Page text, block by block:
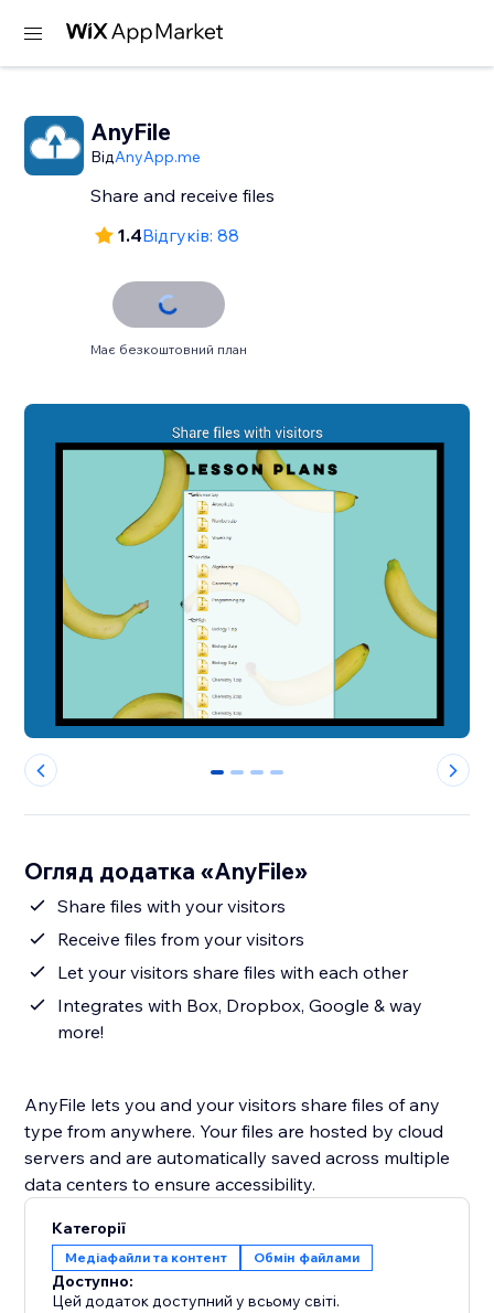
AnyFile
ВідAnyApp.me
Share and receive files
1.4Відгуків: 88
Має безкоштовний план
0 1 2 3
Огляд додатка «AnyFile»
Share files with your visitors
Receive files from your visitors
Let your visitors share files with each other
Integrates with Box, Dropbox, Google & way
more!
AnyFile lets you and your visitors share files of any
type from anywhere. Your files are hosted by cloud
servers and are automatically saved across multiple
data centers to ensure accessibility.
Категорії
Медіафайли та контент Обмін файлами
Доступно:
Цей додаток доступний у всьому світі.